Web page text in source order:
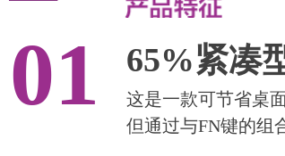
01 65%紧凑
这是一款可节省桌
但通过与FN键的组